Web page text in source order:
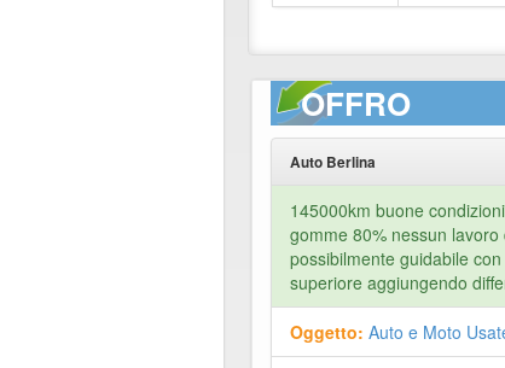
OFFRO
Auto Berlina
145000km buone
gomme 80% nessun
possibilmente guidabile
superiore aggiungendo
Oggetto: Auto e Moto